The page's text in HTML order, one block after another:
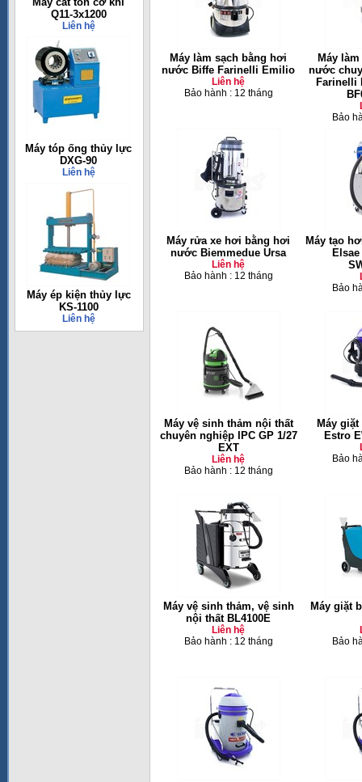
Q11-3x1200
Liên hệ
Máy tóp ống thủy lực
DXG-90
Liên hệ
Máy ép kiện thủy lực
KS-1100
Liên hệ
Máy làm sạch bằng hơi
nước Biffe Farinelli Emilio
Liên hệ
Bảo hành : 12 tháng
Máy
nước
Farinelli
Bảo
Máy rửa xe hơi bằng hơi
nước Biemmedue Ursa
Liên hệ
Bảo hành : 12 tháng
Máy tạo
Bảo
Máy vệ sinh thảm nội thất
chuyên nghiệp IPC GP 1/27
EXT
Liên hệ
Bảo hành : 12 tháng
Máy
Estro
Bảo
Máy vệ sinh thảm, vệ sinh
nội thất BL4100E
Liên hệ
Bảo hành : 12 tháng
Máy giặt
Bảo